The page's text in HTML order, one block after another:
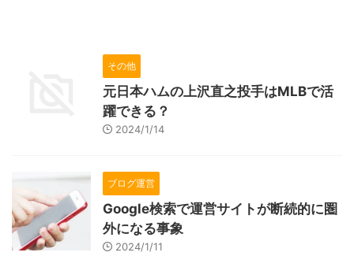
その他
元日本ハムの上沢直之投手はMLBで活
躍できる？
2024/1/14
ブログ運営
Google検索で運営サイトが断続的に圏
外になる事象
2024/1/11